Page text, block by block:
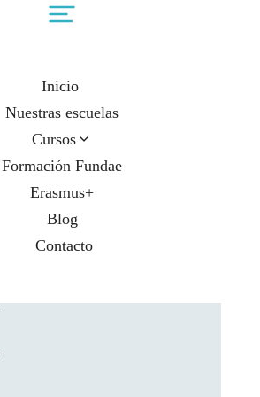
Inicio
Nuestras escuelas
Cursos
Formación Fundae
Erasmus+
Blog
Contacto